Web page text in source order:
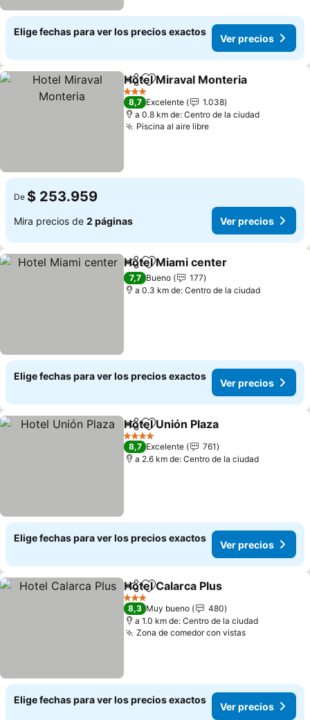
Elige fechas para ver los precios exactos
Ver precios
CompartirAgregar a favoritos
Hotel Miraval Monteria
3 Estrellas
8,7 Excelente
1.038
a 0.8 km de: Centro de la ciudad
Piscina al aire libre
De $ 253.959
Mira precios de 2 páginas Ver precios
CompartirAgregar a favoritos
Hotel Miami center
7,7 Bueno
177
a 0.3 km de: Centro de la ciudad
Elige fechas para ver los precios exactos
Ver precios
CompartirAgregar a favoritos
Hotel Unión Plaza
4 Estrellas
8,7 Excelente
761
a 2.6 km de: Centro de la ciudad
Elige fechas para ver los precios exactos
Ver precios
CompartirAgregar a favoritos
Hotel Calarca Plus
3 Estrellas
8,3 Muy bueno
480
a 1.0 km de: Centro de la ciudad
Zona de comedor con vistas
Elige fechas para ver los precios exactos
Ver precios